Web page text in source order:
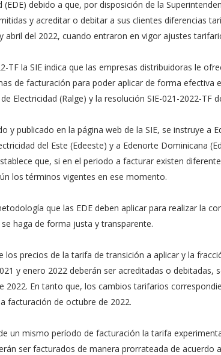
debido a que, por disposición de la
y acreditar o debitar a sus clientes diferencias
abril del 2022, cuando entraron en vigor ajustes
TF la SIE indica que las empresas distribuidoras le
de facturación para poder aplicar de forma efectiva
Electricidad (Ralge) y la resolución SIE-021-2022-TF
y publicado en la página web de la SIE, se instruye a
del Este (Edeeste) y a Edenorte Dominicana
que, si en el periodo a facturar existen
los términos vigentes en ese momento.
que las EDE deben aplicar para realizar la
haga de forma justa y transparente.
los precios de la tarifa de transición a aplicar y la
y enero 2022 deberán ser acreditadas o debitadas,
2022. En tanto que, los cambios tarifarios
facturación de octubre de 2022.
un mismo período de facturación la tarifa
ser facturados de manera prorrateada de acuerdo